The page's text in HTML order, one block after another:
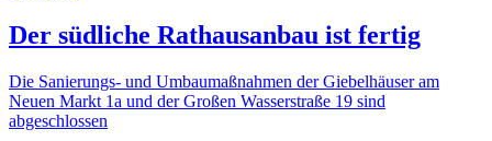
Der südliche Rathausanbau ist fertig
Die Sanierungs- und Umbaumaßnahmen der Giebelhäuser am
Neuen Markt 1a und der Großen Wasserstraße 19 sind
abgeschlossen